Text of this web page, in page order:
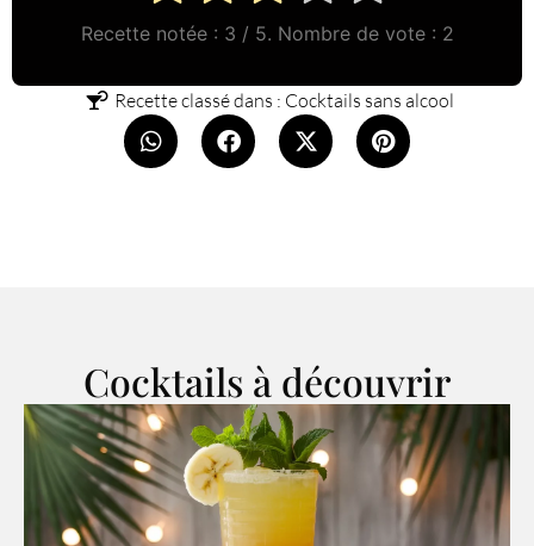
Recette notée : 3 / 5. Nombre de vote : 2
Recette classé dans : Cocktails sans alcool
Cocktails à découvrir